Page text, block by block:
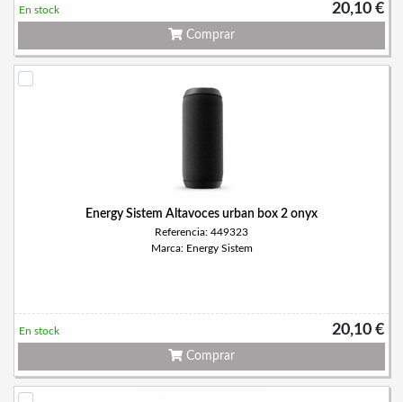
20,10 €
En stock
Comprar
Energy Sistem Altavoces urban box 2 onyx
Referencia: 449323
Marca: Energy Sistem
20,10 €
En stock
Comprar